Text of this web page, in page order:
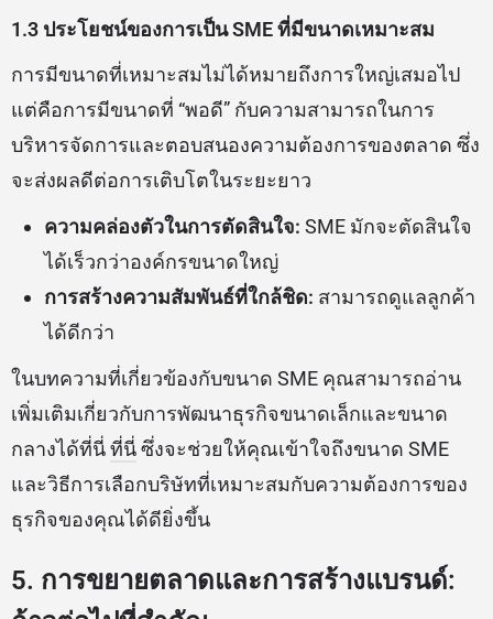
1.3 ประโยชน์ของการเป็น SME ที่มีขนาดเหมาะสม
การมีขนาดที่เหมาะสมไม่ได้หมายถึงการใหญ่เสมอไป
แต่คือการมีขนาดที่ “พอดี” กับความสามารถในการ
บริหารจัดการและตอบสนองความต้องการของตลาด ซึ่ง
จะส่งผลดีต่อการเติบโตในระยะยาว
ความคล่องตัวในการตัดสินใจ: SME มักจะตัดสินใจ
ได้เร็วกว่าองค์กรขนาดใหญ่
การสร้างความสัมพันธ์ที่ใกล้ชิด: สามารถดูแลลูกค้า
ได้ดีกว่า
ในบทความที่เกี่ยวข้องกับขนาด SME คุณสามารถอ่าน
เพิ่มเติมเกี่ยวกับการพัฒนาธุรกิจขนาดเล็กและขนาด
กลางได้ที่นี่ที่นี่ซึ่งจะช่วยให้คุณเข้าใจถึงขนาด SME
และวิธีการเลือกบริษัทที่เหมาะสมกับความต้องการของ
ธุรกิจของคุณได้ดียิ่งขึ้น
5. การขยายตลาดและการสร้างแบรนด์: